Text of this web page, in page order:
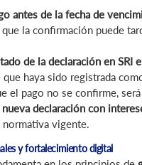
antes de la fecha de
la confirmación puede
de la declaración en SRI
que haya sido registrada
el pago no se confirme,
nueva declaración con
vigente.
y fortalecimiento digital